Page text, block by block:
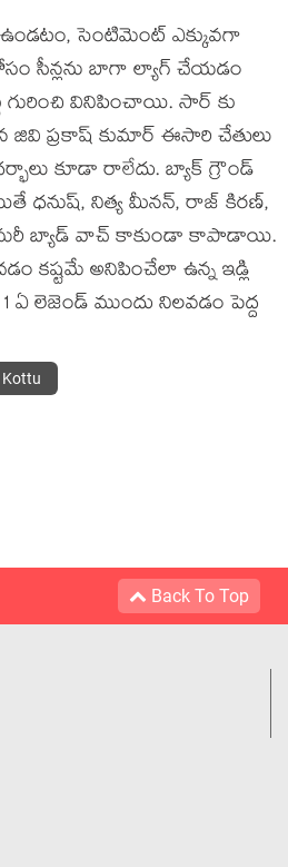
సెంటిమెంట్ ఎక్కువగా
సీన్లను బాగా ల్యాగ్ చేయడం
గురించి వినిపించాయి. సార్ కు
ప్రకాష్ కుమార్ ఈసారి చేతులు
కూడా రాలేదు. బ్యాక్ గ్రౌండ్
ధనుష్, నిత్య మీనన్, రాజ్ కిరణ్,
మరీ బ్యాడ్ వాచ్ కాకుండా కాపాడాయి.
కష్టమే అనిపించేలా ఉన్న ఇడ్లి
ఏ లెజెండ్ ముందు నిలవడం పెద్ద
Kottu
Back To Top